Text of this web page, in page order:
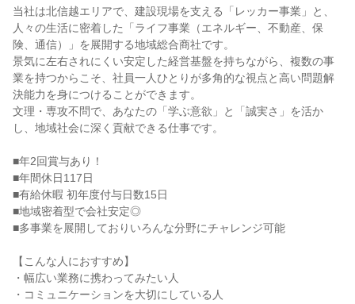
当社は北信越エリアで、建設現場を支える「レッカー事業」と、
人々の生活に密着した「ライフ事業（エネルギー、不動産、保
険、通信）」を展開する地域総合商社です。
景気に左右されにくい安定した経営基盤を持ちながら、複数の事
業を持つからこそ、社員一人ひとりが多角的な視点と高い問題解
決能力を身につけることができます。
文理・専攻不問で、あなたの「学ぶ意欲」と「誠実さ」を活か
し、地域社会に深く貢献できる仕事です。
■年2回賞与あり！
■年間休日117日
■有給休暇 初年度付与日数15日
■地域密着型で会社安定◎
■多事業を展開しておりいろんな分野にチャレンジ可能
【こんな人におすすめ】
・幅広い業務に携わってみたい人
・コミュニケーションを大切にしている人